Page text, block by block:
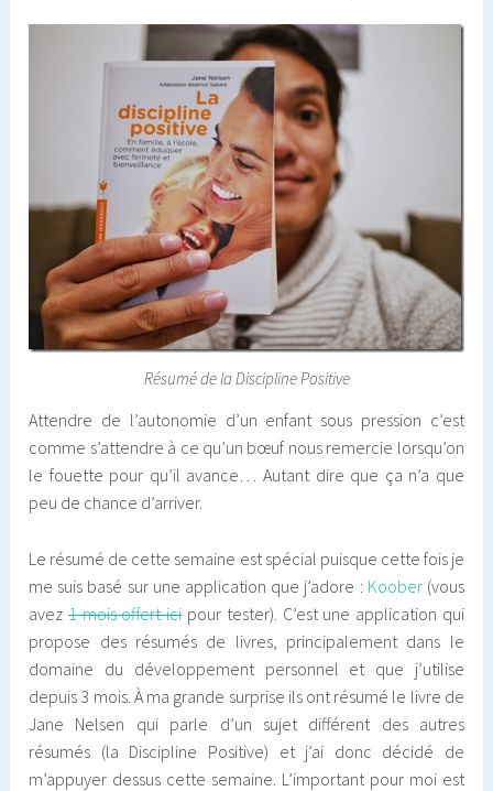
Résumé de la Discipline Positive
Attendre de l’autonomie d’un enfant sous pression c’est
comme s’attendre à ce qu’un bœuf nous remercie lorsqu’on
le fouette pour qu’il avance… Autant dire que ça n’a que
peu de chance d’arriver.
Le résumé de cette semaine est spécial puisque cette fois je
me suis basé sur une application que j’adore : Koober(vous
avez 1 mois offert icipour tester). C’est une application qui
propose des résumés de livres, principalement dans le
domaine du développement personnel et que j’utilise
depuis 3 mois. À ma grande surprise ils ont résumé le livre de
Jane Nelsen qui parle d’un sujet différent des autres
résumés (la Discipline Positive) et j’ai donc décidé de
m’appuyer dessus cette semaine. L’important pour moi est